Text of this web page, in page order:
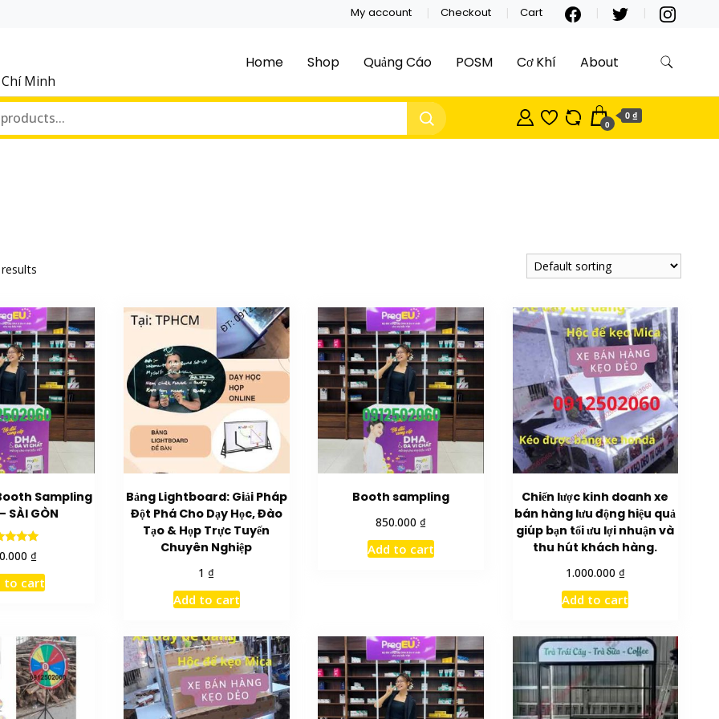
My account Checkout Cart
Minh
Home Shop Quảng Cáo POSM Cơ Khí About
0
0 ₫
Booth Sampling
SÀI GÒN
Rated
5.00
of 5
₫
to cart
Bảng Lightboard: Giải Pháp
Đột Phá Cho Dạy Học, Đào
Tạo & Họp Trực Tuyến
Chuyên Nghiệp
1 ₫
Add to cart
Booth sampling
850.000 ₫
Add to cart
Chiến lược kinh doanh xe
bán hàng lưu động hiệu quả
giúp bạn tối ưu lợi nhuận và
thu hút khách hàng.
1.000.000 ₫
Add to cart